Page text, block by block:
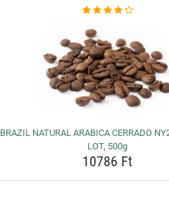
BRAZIL NATURAL ARABICA CERRADO
LOT, 500g
10786 Ft